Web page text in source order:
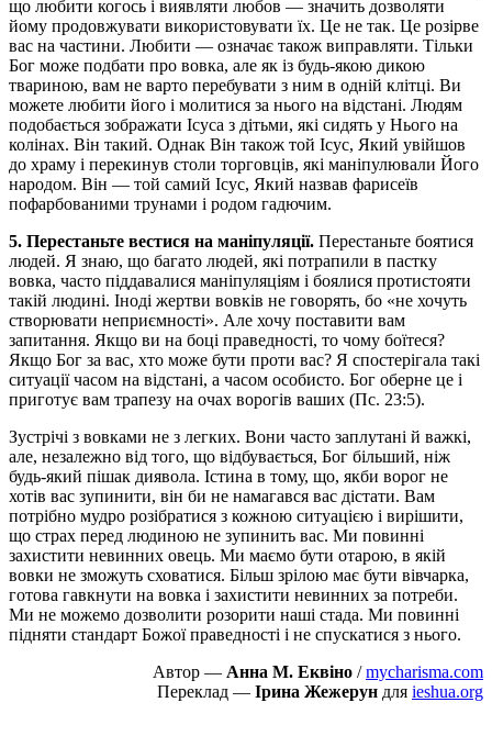
що любити когось і виявляти любов — значить дозволяти
йому продовжувати використовувати їх. Це не так. Це розірве
вас на частини. Любити — означає також виправляти. Тільки
Бог може подбати про вовка, але як із будь-якою дикою
твариною, вам не варто перебувати з ним в одній клітці. Ви
можете любити його і молитися за нього на відстані. Людям
подобається зображати Ісуса з дітьми, які сидять у Нього на
колінах. Він такий. Однак Він також той Ісус, Який увійшов
до храму і перекинув столи торговців, які маніпулювали Його
народом. Він — той самий Ісус, Який назвав фарисеїв
пофарбованими трунами і родом гадючим.
5. Перестаньте вестися на маніпуляції. Перестаньте боятися
людей. Я знаю, що багато людей, які потрапили в пастку
вовка, часто піддавалися маніпуляціям і боялися протистояти
такій людині. Іноді жертви вовків не говорять, бо «не хочуть
створювати неприємності». Але хочу поставити вам
запитання. Якщо ви на боці праведності, то чому боїтеся?
Якщо Бог за вас, хто може бути проти вас? Я спостерігала такі
ситуації часом на відстані, а часом особисто. Бог оберне це і
приготує вам трапезу на очах ворогів ваших (Пс. 23:5).
Зустрічі з вовками не з легких. Вони часто заплутані й важкі,
але, незалежно від того, що відбувається, Бог більший, ніж
будь-який пішак диявола. Істина в тому, що, якби ворог не
хотів вас зупинити, він би не намагався вас дістати. Вам
потрібно мудро розібратися з кожною ситуацією і вирішити,
що страх перед людиною не зупинить вас. Ми повинні
захистити невинних овець. Ми маємо бути отарою, в якій
вовки не зможуть сховатися. Більш зрілою має бути вівчарка,
готова гавкнути на вовка і захистити невинних за потреби.
Ми не можемо дозволити розорити наші стада. Ми повинні
підняти стандарт Божої праведності і не спускатися з нього.
Автор — Анна М. Еквіно /mycharisma.com
Переклад — Ірина Жежерун для ieshua.org